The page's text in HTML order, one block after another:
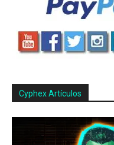
Cyphex Artículos